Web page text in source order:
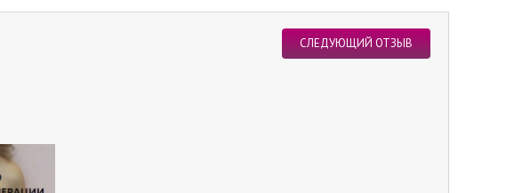
СЛЕДУЮЩИЙ ОТЗЫВ